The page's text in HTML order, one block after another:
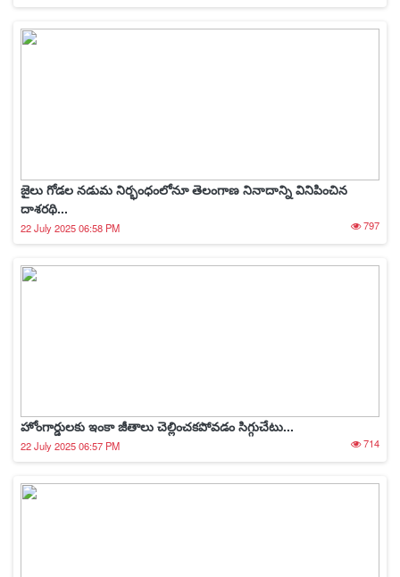
జైలు గోడల నడుమ నిర్భంధంలోనూ తెలంగాణ నినాదాన్ని వినిపించిన
దాశరథి...
22 July 2025 06:58 PM 797
హోంగార్డుల‌కు ఇంకా జీతాలు చెల్లించ‌క‌పోవ‌డం సిగ్గుచేటు...
22 July 2025 06:57 PM 714